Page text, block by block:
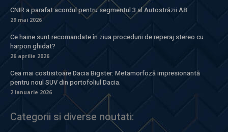
CNIR a parafat acordul pentru segmentul 3 al Autostrăzii A8
29 mai 2026
Ce haine sunt recomandate în ziua procedurii de reperaj stereo cu
harpon ghidat?
26 aprilie 2026
Cea mai costisitoare Dacia Bigster: Metamorfoză impresionantă
pentru noul SUV din portofoliul Dacia.
2 ianuarie 2026
Categorii si diverse noutati: